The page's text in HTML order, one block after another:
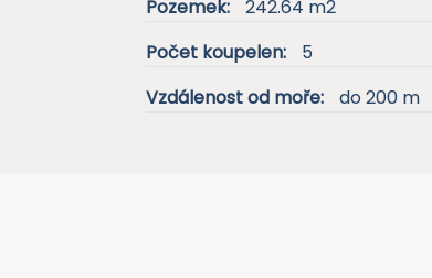
Pozemek:
242.64 m2
Počet koupelen:
5
Vzdálenost od moře:
do 200 m